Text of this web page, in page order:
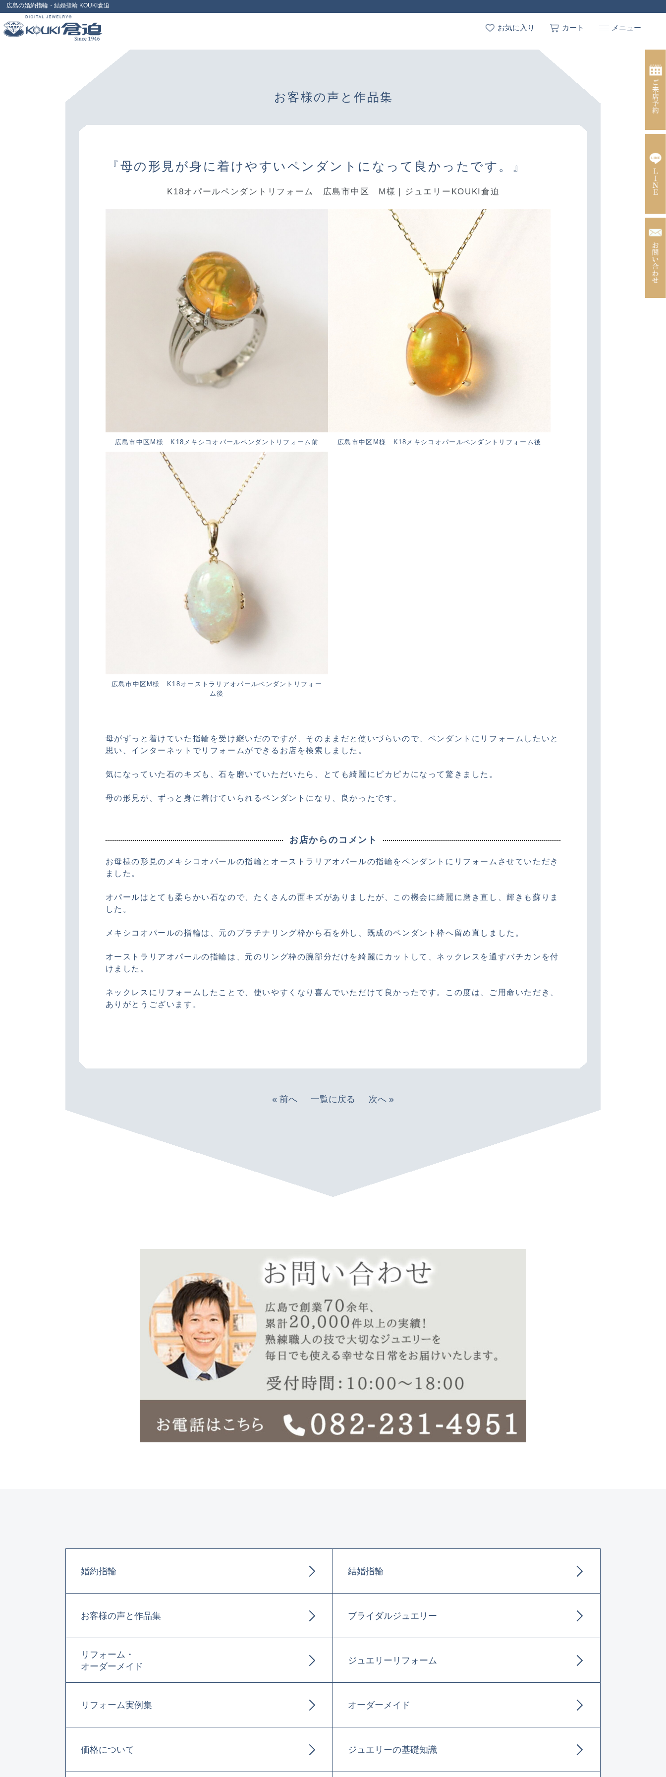
広島の婚約指輪・結婚指輪 KOUKI倉迫
お気に入り カート
お客様の声と作品集
『母の形見が身に着けやすいペンダントになって良かったです。』
K18オパールペンダントリフォーム 広島市中区 M様｜ジュエリーKOUKI倉迫
広島市中区M様 K18メキシコオパールペンダントリフォーム前 広島市中区M様 K18メキシコオパールペンダントリフォーム後
広島市中区M様 K18オーストラリアオパールペンダントリフォー
ム後
母がずっと着けていた指輪を受け継いだのですが、そのままだと使いづらいので、ペンダントにリフォームしたいと
思い、インターネットでリフォームができるお店を検索しました。
気になっていた石のキズも、石を磨いていただいたら、とても綺麗にピカピカになって驚きました。
母の形見が、ずっと身に着けていられるペンダントになり、良かったです。
お店からのコメント
お母様の形見のメキシコオパールの指輪とオーストラリアオパールの指輪をペンダントにリフォームさせていただき
ました。
オパールはとても柔らかい石なので、たくさんの面キズがありましたが、この機会に綺麗に磨き直し、輝きも蘇りま
した。
メキシコオパールの指輪は、元のプラチナリング枠から石を外し、既成のペンダント枠へ留め直しました。
オーストラリアオパールの指輪は、元のリング枠の腕部分だけを綺麗にカットして、ネックレスを通すバチカンを付
けました。
ネックレスにリフォームしたことで、使いやすくなり喜んでいただけて良かったです。この度は、ご用命いただき、
ありがとうございます。
« 前へ 一覧に戻る 次へ »
婚約指輪 結婚指輪
お客様の声と作品集 ブライダルジュエリー
リフォーム・
オーダーメイド
ジュエリーリフォーム
リフォーム実例集 オーダーメイド
価格について ジュエリーの基礎知識